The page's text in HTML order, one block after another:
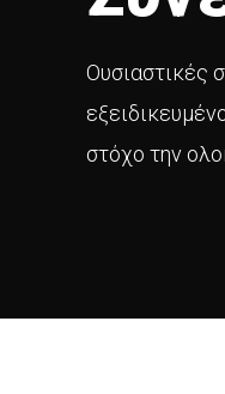
Ουσιαστικές
στόχο την